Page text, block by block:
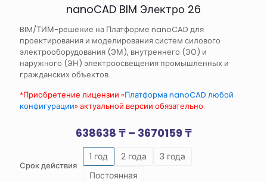
nanoCAD BIM Электро 26
BIM/ТИМ-решение на Платформе nanoCAD для
проектирования и моделирования систем силового
электрооборудования (ЭМ), внутреннего (ЭО) и
наружного (ЭН) электроосвещения промышленных и
гражданских объектов.
*Приобретение лицензии «Платформа nanoCAD любой
конфигурации» актуальной версии обязательно.
638638 ₸ – 3670159 ₸Диапазон
Срок действия
1 год 2 года
3 года
Постоянная